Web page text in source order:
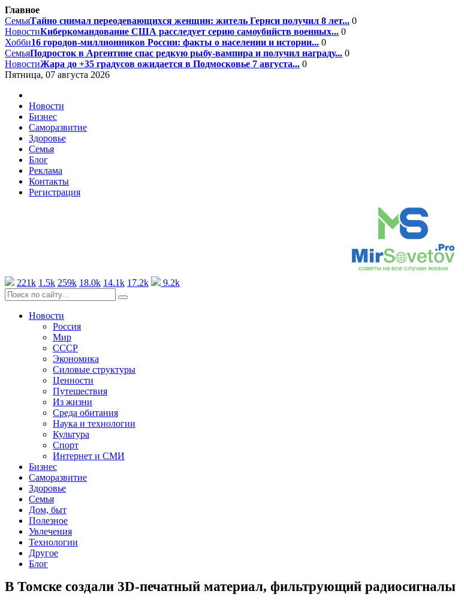
Главное
СемьяТайно снимал переодевающихся женщин: житель Гернси получил 8 лет... 0
НовостиКиберкомандование США расследует серию самоубийств военных... 0
Хобби16 городов-миллионников России: факты о населении и истории... 0
СемьяПодросток в Аргентине спас редкую рыбу-вампира и получил награду... 0
НовостиЖара до +35 градусов ожидается в Подмосковье 7 августа... 0
Пятница, 07 августа 2026
Новости
Бизнес
Саморазвитие
Здоровье
Семья
Блог
Реклама
Контакты
Регистрация
221k 1.5k 259k 18.0k 14.1k 17.2k 9.2k
Новости
Россия
Мир
СССР
Экономика
Силовые структуры
Ценности
Путешествия
Из жизни
Среда обитания
Наука и технологии
Культура
Спорт
Интернет и СМИ
Бизнес
Саморазвитие
Здоровье
Семья
Дом, быт
Полезное
Увлечения
Технологии
Другое
Блог
В Томске создали 3D-печатный материал, фильтрующий радиосигналы